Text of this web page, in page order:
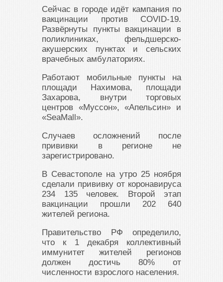
Сейчас в городе идёт кампания по
вакцинации против COVID-19.
Развёрнуты пункты вакцинации в
поликлиниках, фельдшерско-
акушерских пунктах и сельских
врачебных амбулаториях.
Работают мобильные пункты на
площади Нахимова, площади
Захарова, внутри торговых
центров «Муссон», «Апельсин» и
«SeaMall».
Случаев осложнений после
прививки в регионе не
зарегистрировано.
В Севастополе на утро 25 ноября
сделали прививку от коронавируса
234 135 человек. Второй этап
вакцинации прошли 202 640
жителей региона.
Правительство РФ определило,
что к 1 декабря коллективный
иммунитет жителей регионов
должен достичь 80% от
численности взрослого населения.